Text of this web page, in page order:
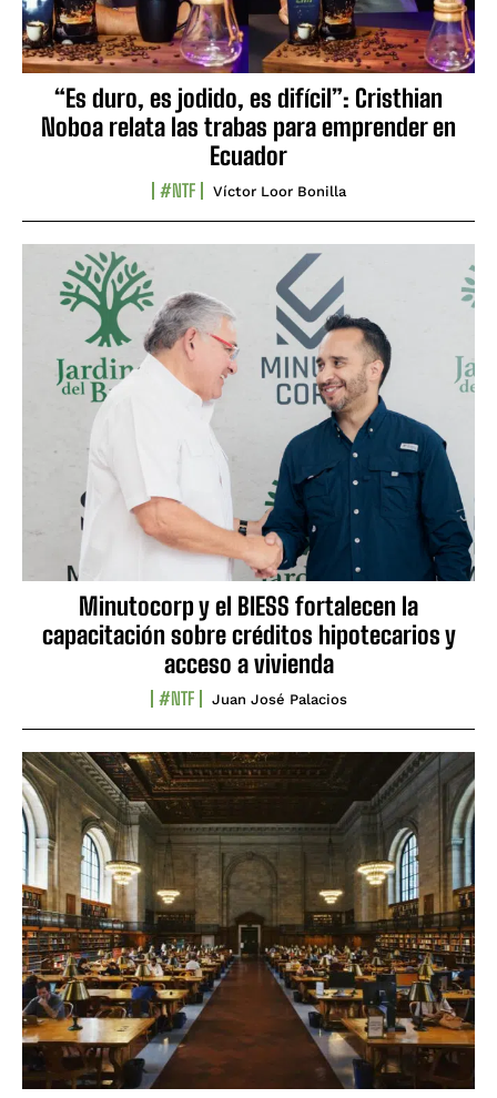
“Es duro, es jodido, es difícil”: Cristhian
Noboa relata las trabas para emprender en
Ecuador
#NTF Víctor Loor Bonilla
Minutocorp y el BIESS fortalecen la
capacitación sobre créditos hipotecarios y
acceso a vivienda
#NTF Juan José Palacios